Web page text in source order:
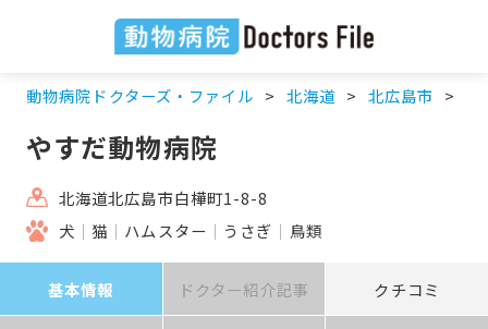
動物病院ドクターズ・ファイル 北海道 北広島市
やすだ動物病院
北海道北広島市白樺町1-8-8
犬
猫 ハムスター うさぎ 鳥類
基本情報 ドクター紹介記事 クチコミ